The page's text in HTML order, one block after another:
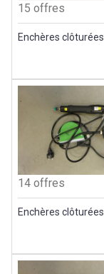
15 offres
Enchères clôturées
14 offres
Enchères clôturées